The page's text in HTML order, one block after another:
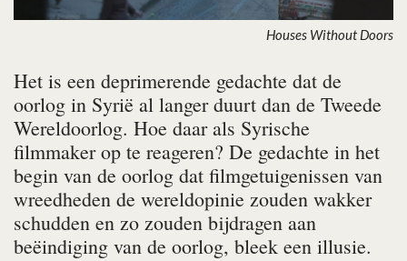
Houses Without Doors
Het is een deprimerende gedachte dat de
oorlog in Syrië al langer duurt dan de Tweede
Wereldoorlog. Hoe daar als Syrische
filmmaker op te reageren? De gedachte in het
begin van de oorlog dat filmgetuigenissen van
wreedheden de wereldopinie zouden wakker
schudden en zo zouden bijdragen aan
beëindiging van de oorlog, bleek een illusie.